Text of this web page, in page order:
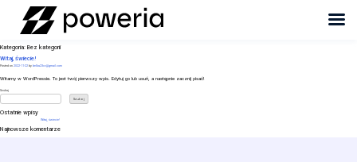
to
content
Kategoria: Bez kategorii
Witaj, świecie!
Posted on 2022-11-22 by belka23cv@gmail.com
Witamy w WordPressie. To jest twój pierwszy wpis. Edytuj go lub usuń, a następnie zacznij pisać!
Szukaj
Szukaj
Ostatnie wpisy
Witaj, świecie!
Najnowsze komentarze